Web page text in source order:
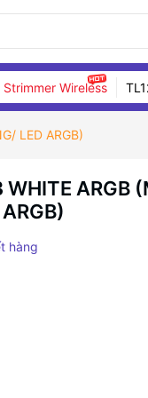
Strimmer Wireless
LED ARGB)
WHITE ARGB
hàng